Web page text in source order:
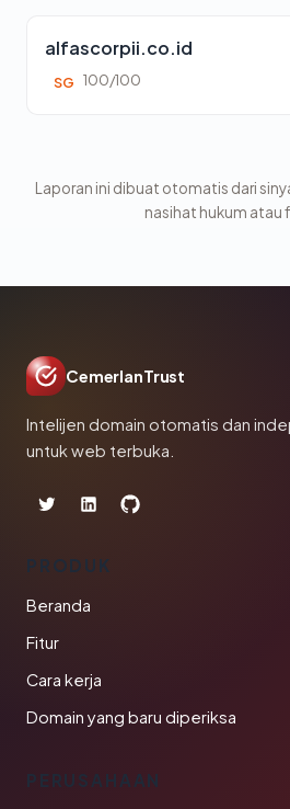
alfascorpii.co.id
SG 100/100
Laporan ini dibuat otomatis dari
nasihat hukum atau
CemerlanTrust
Intelijen domain otomatis dan
untuk web terbuka.
PRODUK
Beranda
Fitur
Cara kerja
Domain yang baru diperiksa
PERUSAHAAN